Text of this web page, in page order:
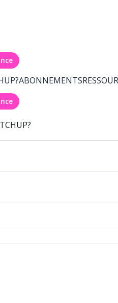
ABONNEMENTS